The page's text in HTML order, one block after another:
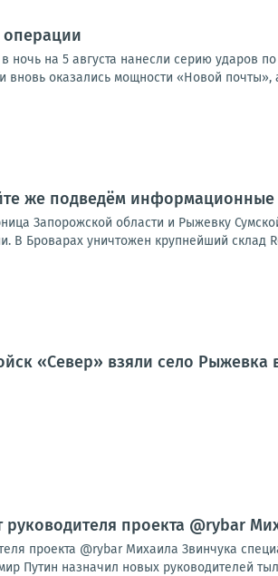
ночь на 5 августа нанесли серию ударов
вновь оказались мощности «Новой почты»,
же подведём информационные
Запорожской области и Рыжевку
В Броварах уничтожен крупнейший склад
«Север» взяли село Рыжевка
руководителя проекта @rybar
проекта @rybar Михаила Звинчука
Путин назначил новых руководителей